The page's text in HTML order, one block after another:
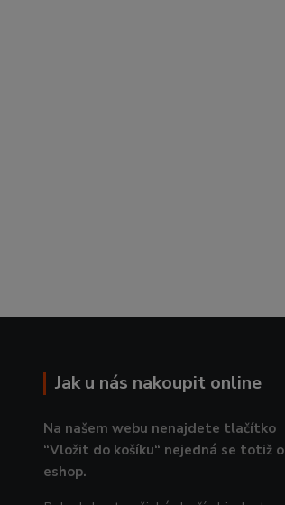
Jak u nás nakoupit online
Na našem webu nenajdete tlačítko
“Vložit do košíku“ nejedná se totiž o
eshop.